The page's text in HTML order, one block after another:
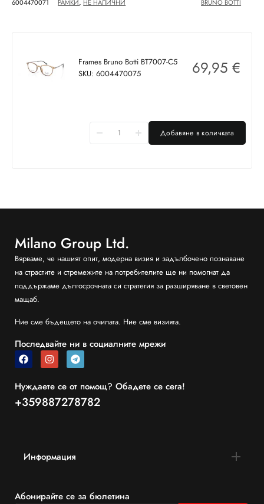
6004470071
РАМКИ, НЕ НАЛИЧНИ
BRUNO BOTTI
Frames Bruno Botti BT7007-C5
SKU: 6004470075
69,95 €
Добавяне в количката
Milano Group Ltd.
Вярваме, че нашият опит, модерна визия и задълбочено познаване
на страстите и стремежите на потребителите ще ни помогнат да
поддържаме дългосрочната си стратегия за разширяване в световен
мащаб.
Ние сме бъдещето на очилата. Ние сме визията.
Последвайте ни в социалните мрежи
Нуждаете се от помощ? Обадете се сега!
+359887278782
Информация
Абонирайте се за бюлетина